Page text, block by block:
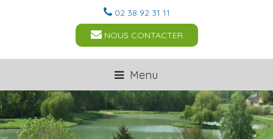
02 38 92 31 11
NOUS CONTACTER
Menu